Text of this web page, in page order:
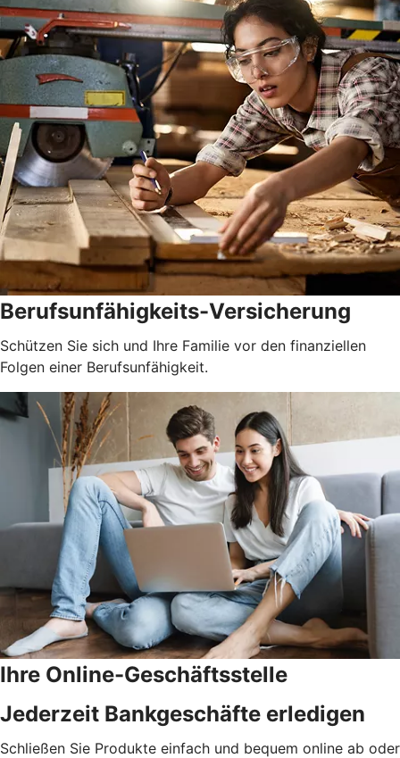
Berufsunfähigkeits-Versicherung
Schützen Sie sich und Ihre Familie vor den finanziellen
Folgen einer Berufsunfähigkeit.
Ihre Online-Geschäftsstelle
Jederzeit Bankgeschäfte erledigen
Schließen Sie Produkte einfach und bequem online ab oder